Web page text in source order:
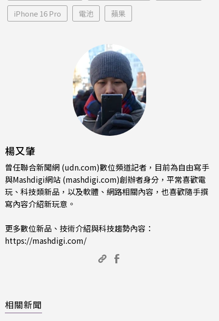
iPhone 16 Pro 電池 蘋果
楊又肇
曾任聯合新聞網 (udn.com)數位頻道記者，目前為自由寫手
與Mashdigi網站 (mashdigi.com)創辦者身分，平常喜歡電
玩、科技類新品，以及軟體、網路相關內容，也喜歡隨手撰
寫內容介紹新玩意。
更多數位新品、技術介紹與科技趨勢內容：
https://mashdigi.com/
相關新聞